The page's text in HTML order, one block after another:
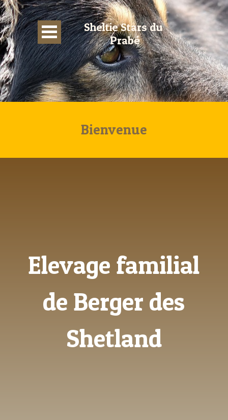
Sheltie Stars du
Prabé
Bienvenue
Elevage familial
de Berger des
Shetland